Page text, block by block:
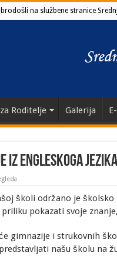
na službene stranice
Roditelje Galerija
iz engleskoga
školi održano je
pokazati svoje
gimnazije i strukovnih
našu školu na